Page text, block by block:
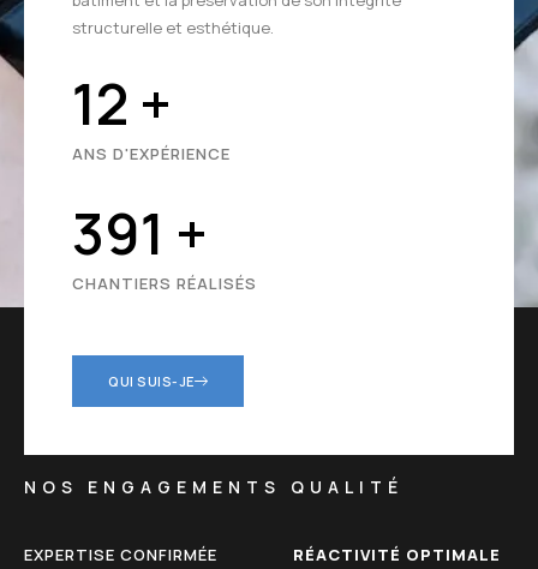
structurelle et esthétique.
14 +
ANS D'EXPÉRIENCE
427 +
CHANTIERS RÉALISÉS
QUI SUIS-JE
NOS ENGAGEMENTS QUALITÉ
EXPERTISE CONFIRMÉE
RÉACTIVITÉ OPTIMALE